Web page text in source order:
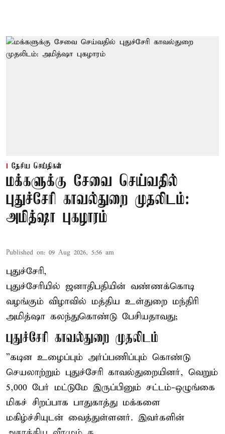
தேசிய செய்திகள்
மக்களுக்கு சேவை செய்வதில்
புதுச்சேரி காவல்துறை முதலிடம்:
அமித்ஷா புகழாரம்
Published on: 09 Aug 2026, 5:56 am
புதுச்சேரி,
புதுச்சேரியில் ஜனாதிபதியின் வண்ணக்கொடி
வழங்கும் விழாவில் மத்திய உள்துறை மந்திரி
அமித்ஷா கலந்துகொண்டு பேசியதாவது;
புதுச்சேரி காவல்துறை முதலிடம்
”கடின உழைப்பும் அர்ப்பணிப்பும் கொண்டு
செயலாற்றும் புதுச்சேரி காவல்துறையினர், வெறும்
5,000 பேர் மட்டுமே இருப்பினும் சட்டம்-ஒழுங்கை
மிகச் சிறப்பாக பாதுகாத்து மக்களை
மகிழ்ச்சியுடன் வைத்துள்ளனர். இவர்களின்